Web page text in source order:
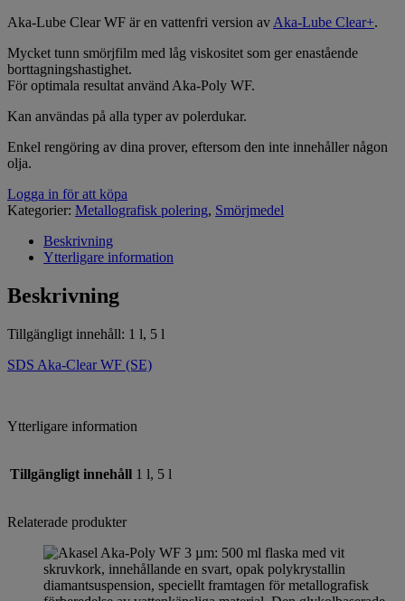
Aka-Lube Clear WF är en vattenfri version av Aka-Lube Clear+.
Mycket tunn smörjfilm med låg viskositet som ger enastående
borttagningshastighet.
För optimala resultat använd Aka-Poly WF.
Kan användas på alla typer av polerdukar.
Enkel rengöring av dina prover, eftersom den inte innehåller någon
olja.
Logga in för att köpa
Kategorier: Metallografisk polering, Smörjmedel
Beskrivning
Ytterligare information
Beskrivning
Tillgängligt innehåll: 1 l, 5 l
SDS Aka-Clear WF (SE)
Ytterligare information
Tillgängligt innehåll 1 l, 5 l
Relaterade produkter